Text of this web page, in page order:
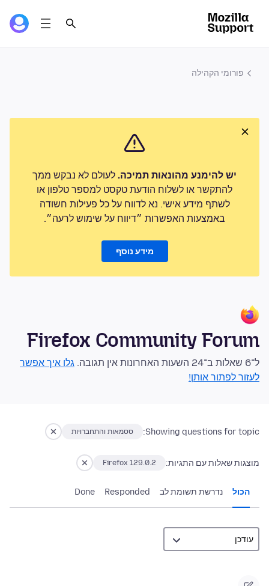
פורומי הקהילה
יש להימנע מהונאות תמיכה. לעולם לא נבקש ממך
להתקשר או לשלוח הודעת טקסט למספר טלפון או
לשתף מידע אישי. נא לדווח על כל פעילות חשודה
באמצעות האפשרות ״דיווח על שימוש לרעה״.
מידע נוסף
Firefox Community Forum
ל־6 שאלות ב־24 השעות האחרונות אין תגובה.
גלו איך אפשר
לעזור לפתור אותן!
Showing questions for topic: ססמאות והתחברויות
מוצגות שאלות עם התגיות: Firefox 129.0.2
הכול נדרשת תשומת לב Responded
Done